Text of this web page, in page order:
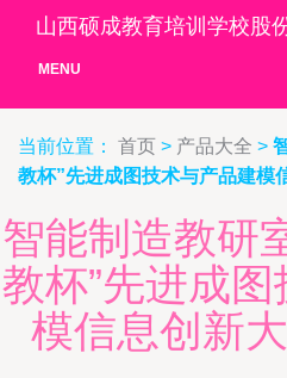
山西硕成教育培训学校股
MENU
当前位置： 首页 > 产品大全 >
教杯”先进成图技术与产品建模
智能制造教研
教杯”先进成
模信息创新